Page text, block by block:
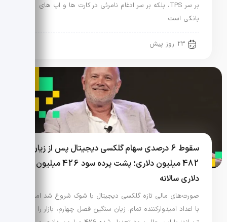
بر سر TPS، بلکه بر سر ادغام نامرئی در کارت ها و اپ های
بانکی است.
23 روز پیش
سقوط 6 درصدی سهام گلکسی دیجیتال پس از زیان
482 میلیون دلاری؛ پشت پرده سود 426 میلیون
دلاری سالانه
صورت‌های مالی تازه گلکسی دیجیتال با شوک شروع شد اما
با اعداد امیدوارکننده تمام. زیان سنگین فصل چهارم، بازار را